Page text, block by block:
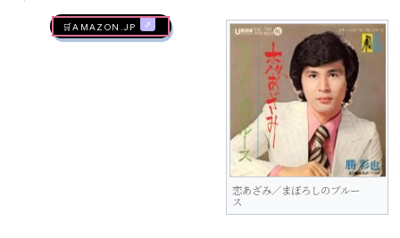
恋あざみ／まぼろしのブルー
ス
🛒AMAZON.jp